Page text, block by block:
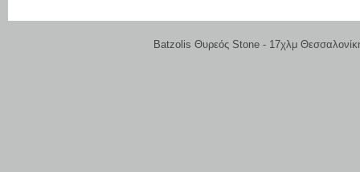
Batzolis Θυρεός Stone - 17χλμ